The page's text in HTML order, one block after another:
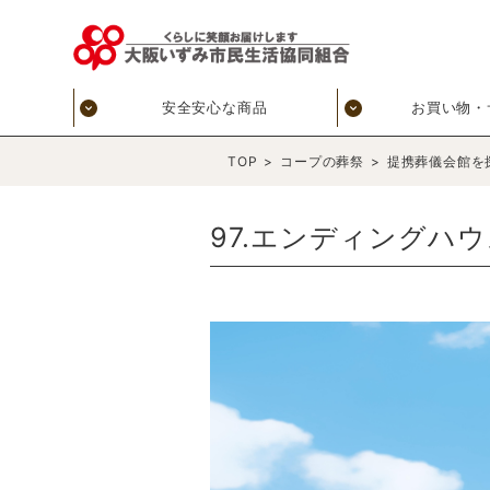
安全安心な商品 お買い物
TOP > コープの葬祭 > 提携葬儀会館を
97.エンディングハ